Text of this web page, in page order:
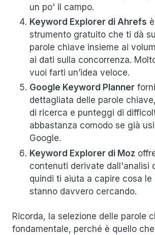
un po' il campo.
Keyword Explorer di Ahrefs
strumento gratuito che ti dà
parole chiave insieme ai
ai dati sulla concorrenza.
vuoi farti un’idea veloce.
Google Keyword Planner
dettagliata delle parole
di ricerca e punteggi di
abbastanza comodo se già
Google.
Keyword Explorer di Moz
contenuti derivate dall'analisi
quindi ti aiuta a capire cosa le
stanno davvero cercando.
Ricorda, la selezione delle parole
fondamentale, perché è quello